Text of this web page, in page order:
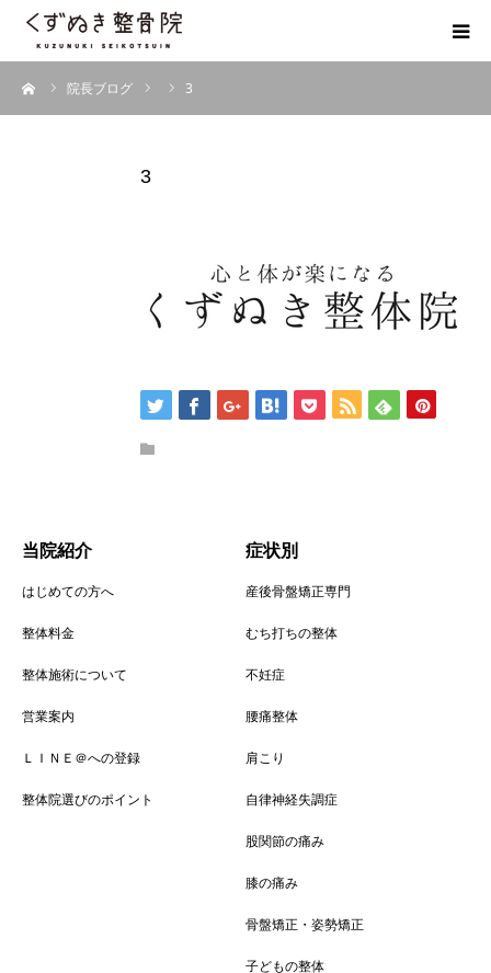
院長ブログ 3
3
当院紹介
はじめての方へ
整体料金
整体施術について
営業案内
ＬＩＮＥ＠への登録
整体院選びのポイント
症状別
産後骨盤矯正専門
むち打ちの整体
不妊症
腰痛整体
肩こり
自律神経失調症
股関節の痛み
膝の痛み
骨盤矯正・姿勢矯正
子どもの整体
初めての方へ
佐野市の交通事故治療 整骨院